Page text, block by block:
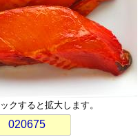
クすると拡大します。
020675